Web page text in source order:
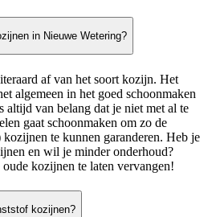
in Nieuwe Wetering?
af van het soort kozijn. Het
algemeen in het goed schoonmaken
altijd van belang dat je niet met al te
gaat schoonmaken om zo de
te kunnen garanderen. Heb je
en wil je minder onderhoud?
kozijnen te laten vervangen!
kozijnen?